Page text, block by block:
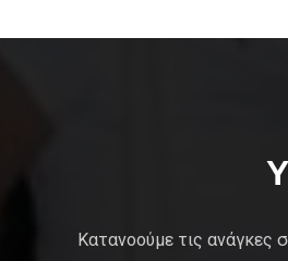
Κατανοούμε τις ανάγκες